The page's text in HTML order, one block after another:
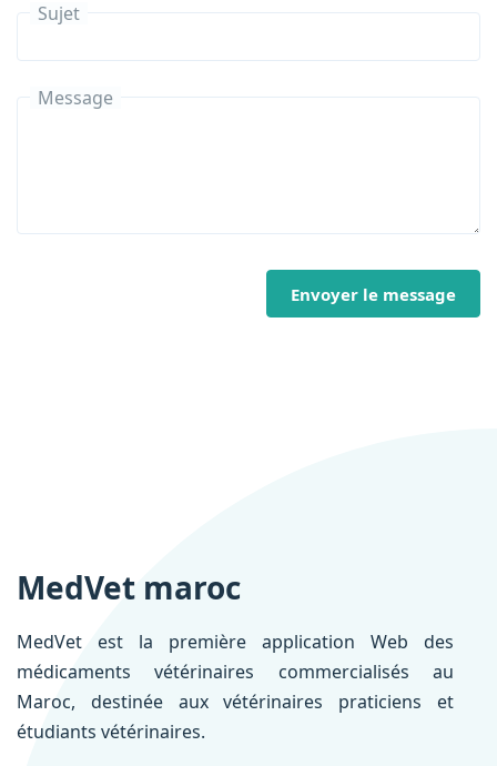
Sujet
Message
Envoyer le message
MedVet maroc
MedVet est la première application Web des
médicaments vétérinaires commercialisés au
Maroc, destinée aux vétérinaires praticiens et
étudiants vétérinaires.